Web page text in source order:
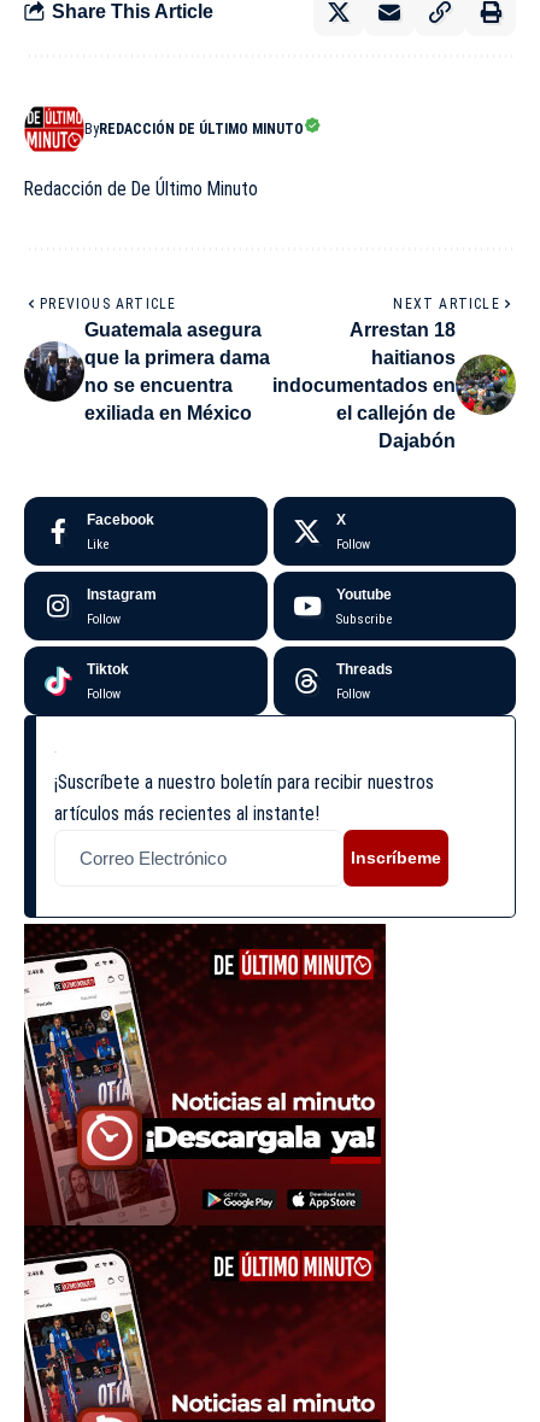
Share This Article
ByREDACCIÓN DE ÚLTIMO MINUTO
Redacción de De Último Minuto
PREVIOUS ARTICLE
Guatemala asegura
que la primera dama
no se encuentra
exiliada en México
NEXT ARTICLE
Arrestan 18
haitianos
indocumentados en
el callejón de
Dajabón
Facebook
Like
X
Follow
Instagram
Follow
Youtube
Subscribe
Tiktok
Follow
Threads
Follow
¡Suscríbete a nuestro boletín para recibir nuestros
artículos más recientes al instante!
Inscríbeme